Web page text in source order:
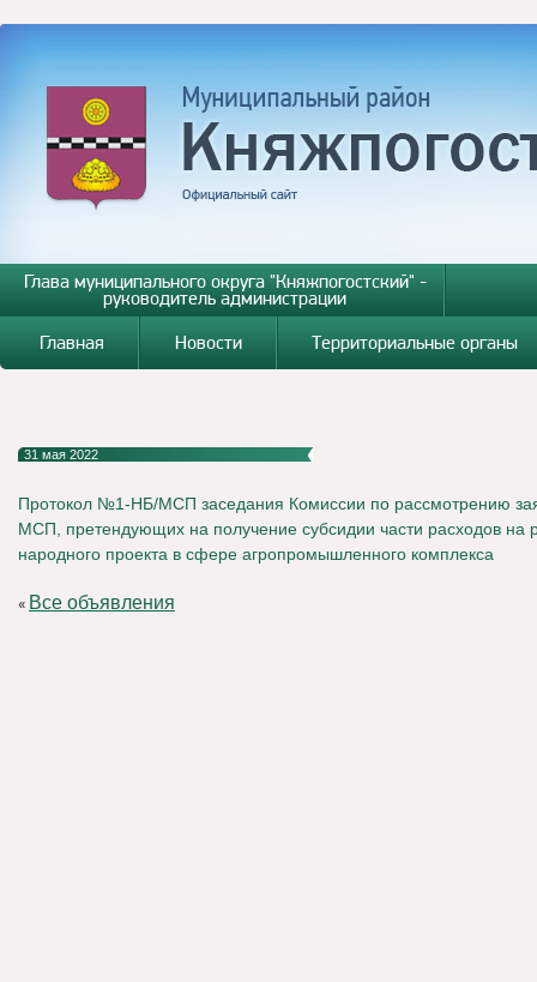
Глава муниципального округа "Княжпогостский" -
руководитель администрации
Главная
Новости Территориальные органы
31 мая 2022
Протокол №1-НБ/МСП заседания Комиссии по рассмотрению
МСП, претендующих на получение субсидии части расходов на
народного проекта в сфере агропромышленного комплекса
« Все объявления